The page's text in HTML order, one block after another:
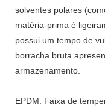
solventes polares
matéria-prima é
possui um tempo de
borracha bruta
armazenamento.
EPDM: Faixa de